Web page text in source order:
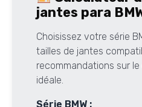
jantes para
Choisissez votre série
tailles de jantes
recommandations sur
idéale.
Série BMW :